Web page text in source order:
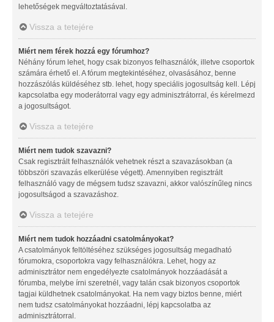
lehetőségek megváltoztatásával.
Vissza a tetejére
Miért nem férek hozzá egy fórumhoz?
Néhány fórum lehet, hogy csak bizonyos felhasználók, illetve csoportok
számára érhető el. A fórum megtekintéséhez, olvasásához, benne
hozzászólás küldéséhez stb. lehet, hogy speciális jogosultság kell. Lépj
kapcsolatba egy moderátorral vagy egy adminisztrátorral, és kérelmezd
a jogosultságot.
Vissza a tetejére
Miért nem tudok szavazni?
Csak regisztrált felhasználók vehetnek részt a szavazásokban (a
többszöri szavazás elkerülése végett). Amennyiben regisztrált
felhasználó vagy de mégsem tudsz szavazni, akkor valószínűleg nincs
jogosultságod a szavazáshoz.
Vissza a tetejére
Miért nem tudok hozzáadni csatolmányokat?
A csatolmányok feltöltéséhez szükséges jogosultság megadható
fórumokra, csoportokra vagy felhasználókra. Lehet, hogy az
adminisztrátor nem engedélyezte csatolmányok hozzáadását a
fórumba, melybe írni szeretnél, vagy talán csak bizonyos csoportok
tagjai küldhetnek csatolmányokat. Ha nem vagy biztos benne, miért
nem tudsz csatolmányokat hozzáadni, lépj kapcsolatba az
adminisztrátorral.